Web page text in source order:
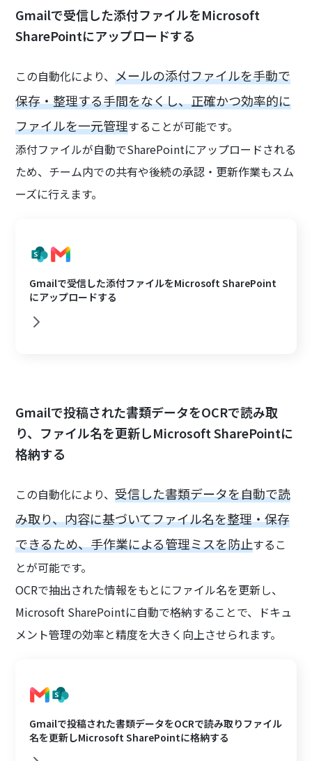
Gmailで受信した添付ファイルをMicrosoft
SharePointにアップロードする
この自動化により、メールの添付ファイルを手動で
保存・整理する手間をなくし、正確かつ効率的に
ファイルを一元管理することが可能です。
添付ファイルが自動でSharePointにアップロードされる
ため、チーム内での共有や後続の承認・更新作業もスム
ーズに行えます。
Gmailで受信した添付ファイルをMicrosoft SharePoint
にアップロードする
Gmailで投稿された書類データをOCRで読み取
り、ファイル名を更新しMicrosoft SharePointに
格納する
この自動化により、受信した書類データを自動で読
み取り、内容に基づいてファイル名を整理・保存
できるため、手作業による管理ミスを防止するこ
とが可能です。
OCRで抽出された情報をもとにファイル名を更新し、
Microsoft SharePointに自動で格納することで、ドキュ
メント管理の効率と精度を大きく向上させられます。
Gmailで投稿された書類データをOCRで読み取りファイル
名を更新しMicrosoft SharePointに格納する